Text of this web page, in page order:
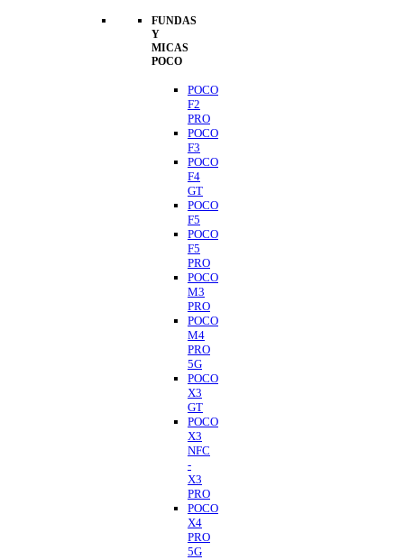
FUNDAS
Y
MICAS
POCO
POCO
F2
PRO
POCO
F3
POCO
F4
GT
POCO
F5
POCO
F5
PRO
POCO
M3
PRO
POCO
M4
PRO
5G
POCO
X3
GT
POCO
X3
NFC
-
X3
PRO
POCO
X4
PRO
5G